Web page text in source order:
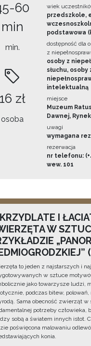
60
min
min.
16 zł
osoba
wiek
przedszkole,
podstawowa
dostępność dla
z
osoby z
słuchu, osoby
intelektualną
miejsce
Muzeum
Dawnej,
uwagi
wymagana
rezerwacja
nr telefonu:
wew. 101
I
W
to jeden z najstarszych i
w sztuce
jako towarzysze ludzi,
podczas bitew, polowań,
Sama obecność zwierząt
potrzeby człowieka,
sobą a światem innych istot.
poświęcona malowaniu
konia.